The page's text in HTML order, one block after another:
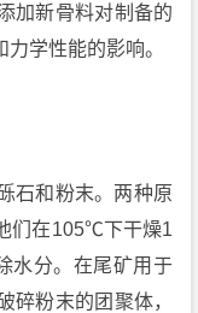
加新骨料对制备的
学性能的影响。
石和粉末。两种原
们在105℃下干燥1
水分。在尾矿用于
碎粉末的团聚体，